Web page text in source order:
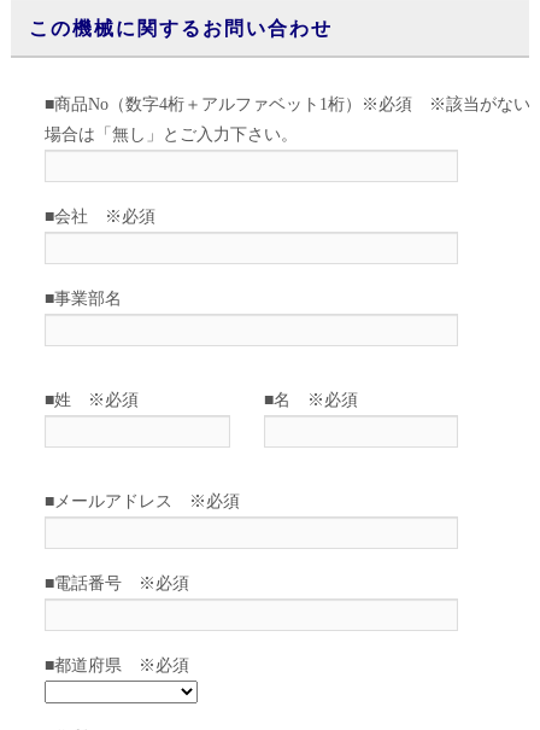
この機械に関するお問い合わせ